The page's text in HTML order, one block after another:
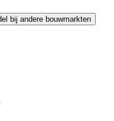
bij andere bouwmarkten